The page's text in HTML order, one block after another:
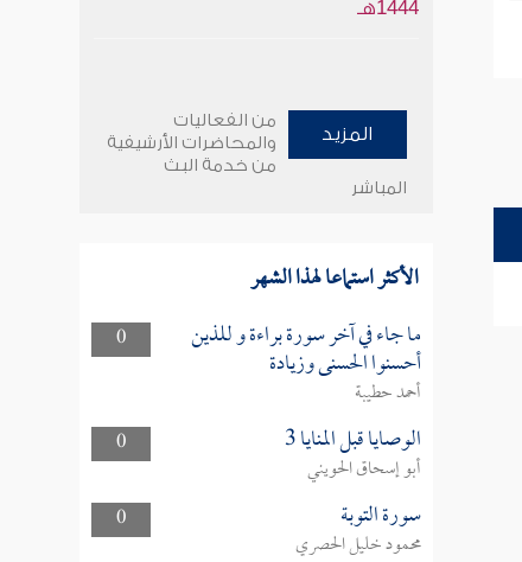
1444هـ
المزيد
من الفعاليات
والمحاضرات الأرشيفية
من خدمة البث
المباشر
الأكثر استماعا لهذا الشهر
0 ما جاء في آخر سورة براءة و للذين
أحسنوا الحسنى وزيادة
أحمد حطيبة
0
الوصايا قبل المنايا 3
أبو إسحاق الحويني
0
سورة التوبة
محمود خليل الحصري